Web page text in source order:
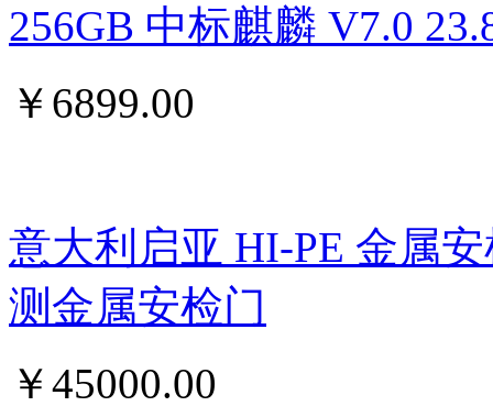
256GB 中标麒麟 V7.0
￥ 6899.00
意大利启亚 HI-PE 金属
测金属安检门
￥45000.00